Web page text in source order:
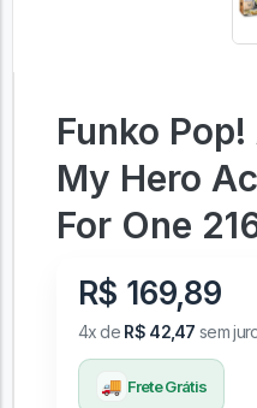
Funko
My Hero
For One
R$ 169,89
4x de R$ 42,47 sem
🚚 Frete Grátis